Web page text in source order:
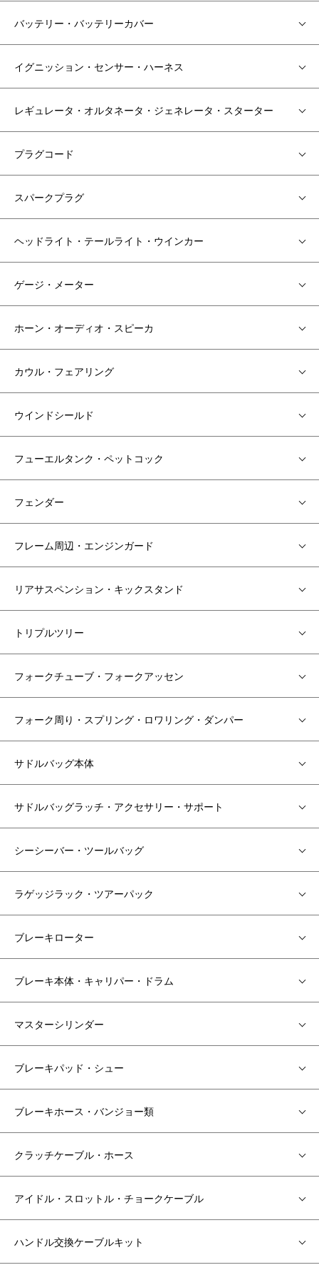
バッテリー・バッテリーカバー
イグニッション・センサー・ハーネス
レギュレータ・オルタネータ・ジェネレータ・スターター
プラグコード
スパークプラグ
ヘッドライト・テールライト・ウインカー
ゲージ・メーター
ホーン・オーディオ・スピーカ
カウル・フェアリング
ウインドシールド
フューエルタンク・ペットコック
フェンダー
フレーム周辺・エンジンガード
リアサスペンション・キックスタンド
トリプルツリー
フォークチューブ・フォークアッセン
フォーク周り・スプリング・ロワリング・ダンパー
サドルバッグ本体
サドルバッグラッチ・アクセサリー・サポート
シーシーバー・ツールバッグ
ラゲッジラック・ツアーパック
ブレーキローター
ブレーキ本体・キャリパー・ドラム
マスターシリンダー
ブレーキパッド・シュー
ブレーキホース・バンジョー類
クラッチケーブル・ホース
アイドル・スロットル・チョークケーブル
ハンドル交換ケーブルキット